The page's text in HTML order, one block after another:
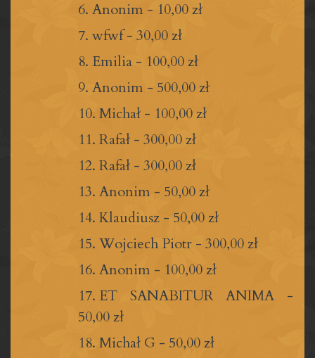
Anonim - 10,00 zł
wfwf- 30,00 zł
Emilia - 100,00 zł
Anonim - 500,00 zł
Michał - 100,00 zł
Rafał - 300,00 zł
Rafał - 300,00 zł
Anonim - 50,00 zł
Klaudiusz - 50,00 zł
Wojciech Piotr - 300,00 zł
Anonim - 100,00 zł
ET SANABITUR ANIMA -
50,00 zł
Michał G - 50,00 zł